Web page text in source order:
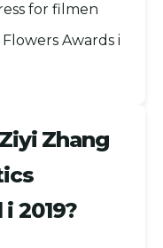
for filmen
Awards i
Zhang
2019?